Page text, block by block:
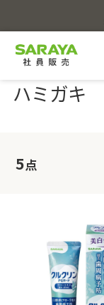
ハミガキ
5